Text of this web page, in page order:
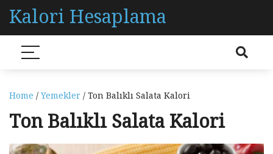
Kalori Hesaplama
Home / Yemekler / Ton Balıklı Salata Kalori
Ton Balıklı Salata Kalori